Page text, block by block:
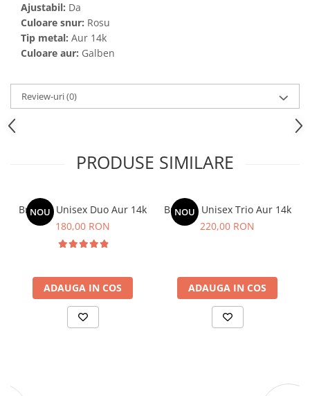
Ajustabil: Da
Culoare snur: Rosu
Tip metal: Aur 14k
Culoare aur: Galben
Review-uri(0)
PRODUSE SIMILARE
NOU
Bratara Unisex Duo Aur 14k
180,00 RON
ADAUGA IN COS
NOU
Bratara Unisex Trio Aur 14k
220,00 RON
ADAUGA IN COS